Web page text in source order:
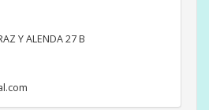
Y ALENDA 27 B